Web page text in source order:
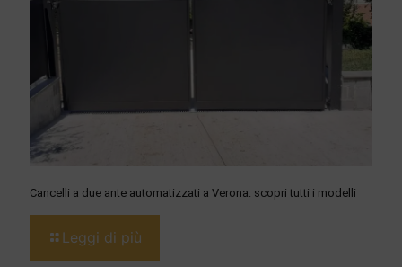
Cancelli a due ante automatizzati a Verona: scopri tutti i modelli
Leggi di più